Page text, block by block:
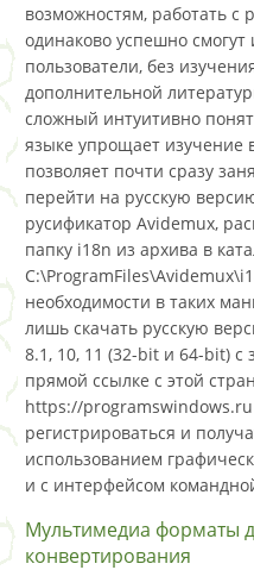
возможностям, работать с
одинаково успешно
пользователи, без
дополнительной
сложный интуитивно
языке упрощает изучение
позволяет почти сразу
перейти на русскую
русификатор Avidemux,
папку i18n из архива в
необходимости в таких
лишь скачать русскую
8.1, 10, 11 (32-bit и 64-bit) с
прямой ссылке с этой
https://programswindows.ru
регистрироваться и
использованием
и с интерфейсом
Мультимедиа форматы
конвертирования